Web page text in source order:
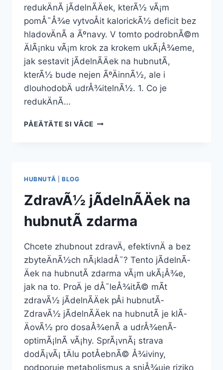
redukÄnÃ­ jÃ­delnÃ­Äek, kterÃ½ vÃ¡m
pomÅ¯Å¾e vytvoÅit kalorickÃ½ deficit bez
hladovÄnÃ­ a Ãºnavy. V tomto podrobnÃ©m
ÄlÃ¡nku vÃ¡m krok za krokem ukÃ¡Å¾eme,
jak sestavit jÃ­delnÃ­Äek na hubnutÃ­,
kterÃ½ bude nejen ÃºÄinnÃ½, ale i
dlouhodobÄ udrÅ¾itelnÃ½. 1. Co je
redukÄnÃ­…
PÅEÄTÄTE SI VÃ­CEJAK
HUBNUTÃ­ BLOG
ZdravÃ½ jÃ­delnÃ­Äek na
hubnutÃ­ zdarma
Chcete zhubnout zdravÄ, efektivnÄ a bez
zbyteÄnÃ½ch nÃ¡kladÅ¯? Tento jÃ­delnÃ­
Äek na hubnutÃ­ zdarma vÃ¡m ukÃ¡Å¾e,
jak na to. ProÄ je dÅ¯leÅ¾itÃ© mÃ­t
zdravÃ½ jÃ­delnÃ­Äek pÅi hubnutÃ­
ZdravÃ½ jÃ­delnÃ­Äek na hubnutÃ­ je klÃ­
ÄovÃ½ pro dosaÅ¾enÃ­ a udrÅ¾enÃ­
optimÃ¡lnÃ­ vÃ¡hy. SprÃ¡vnÃ¡ strava
dodÃ¡vÃ¡ tÄlu potÅebnÃ© Å¾iviny,
podporuje metabolismus a sniÅ¾uje riziko